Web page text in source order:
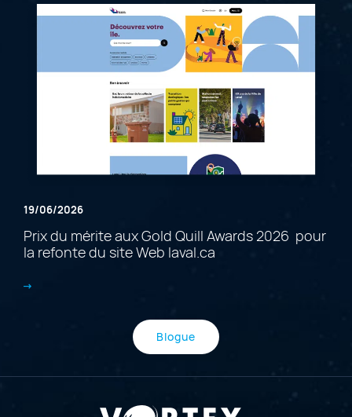
19/06/2026
Prix du mérite aux Gold Quill Awards 2026 pour
la refonte du site Web laval.ca
Blogue